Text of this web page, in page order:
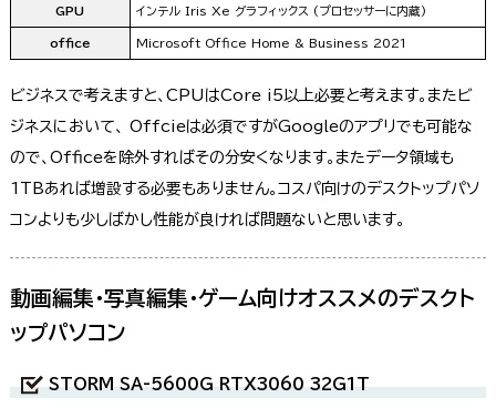
GPU インテル Iris Xe グラフィックス (プロセッサーに内蔵)
office Microsoft Office Home & Business 2021
ビジネスで考えますと、CPUはCore i5以上必要と考えます。またビ
ジネスにおいて、 Offcieは必須ですがGoogleのアプリでも可能な
ので、Officeを除外すればその分安くなります。またデータ領域も
1TBあれば増設する必要もありません。コスパ向けのデスクトップパソ
コンよりも少しばかし性能が良ければ問題ないと思います。
動画編集・写真編集・ゲーム向けオススメのデスクト
ップパソコン
STORM SA-5600G RTX3060 32G1T